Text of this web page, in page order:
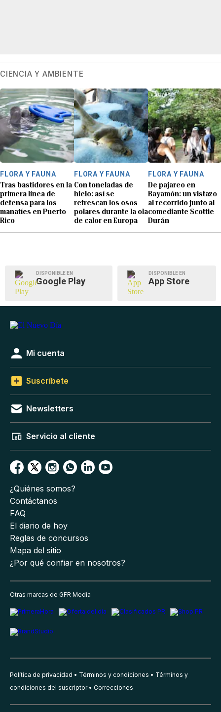
CIENCIA Y AMBIENTE
FLORA Y FAUNA
Tras bastidores en la
primera línea de
defensa para los
manatíes en Puerto
Rico
FLORA Y FAUNA
Con toneladas de
hielo: así se
refrescan los osos
polares durante la ola
de calor en Europa
FLORA Y FAUNA
De pajareo en
Bayamón: un vistazo
al recorrido junto al
comediante Scottie
Durán
DISPONIBLE EN
Google Play
DISPONIBLE EN
App Store
Mi cuenta
Suscríbete
Newsletters
Servicio al cliente
¿Quiénes somos?
Contáctanos
FAQ
El diario de hoy
Reglas de concursos
Mapa del sitio
¿Por qué confiar en nosotros?
Otras marcas de GFR Media
Política de privacidad Términos y condiciones
Términos y
condiciones del suscriptor
Correcciones